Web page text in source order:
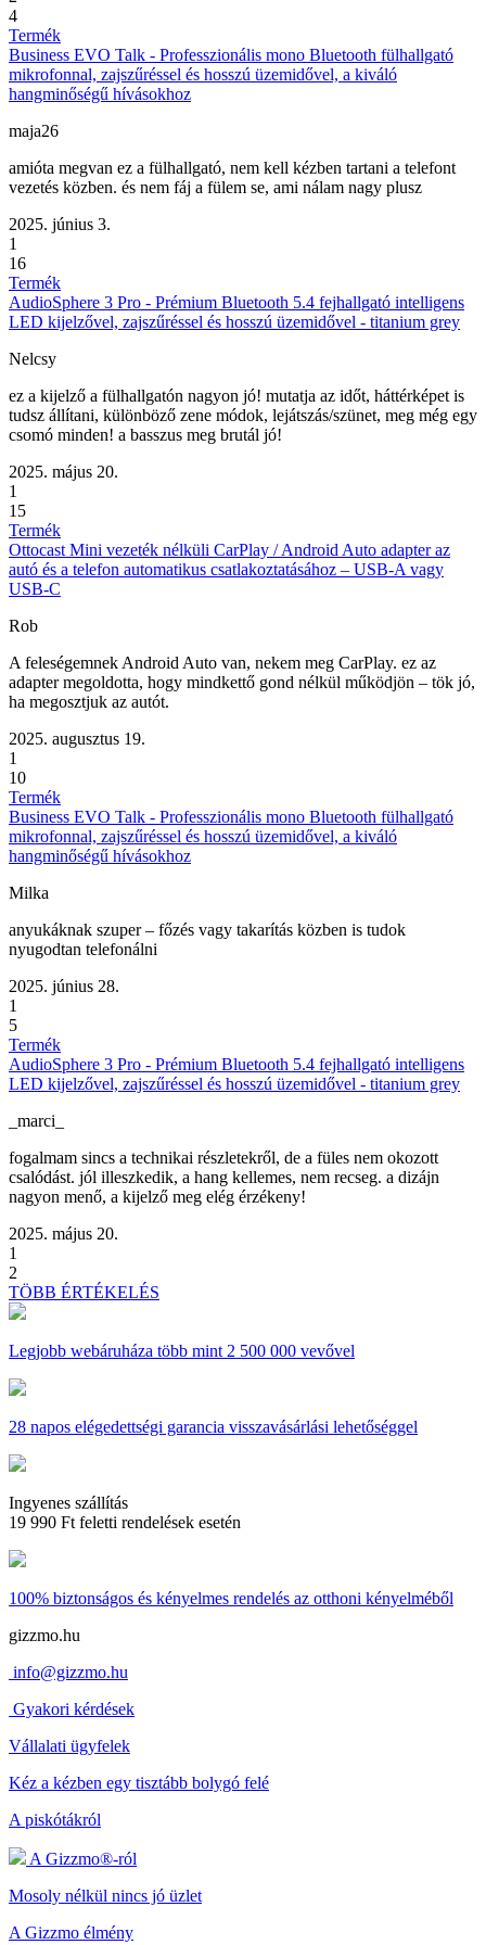
4
Termék
Business EVO Talk - Professzionális mono Bluetooth fülhallgató
mikrofonnal, zajszűréssel és hosszú üzemidővel, a kiváló
hangminőségű hívásokhoz
maja26
amióta megvan ez a fülhallgató, nem kell kézben tartani a telefont
vezetés közben. és nem fáj a fülem se, ami nálam nagy plusz
2025. június 3.
1
16
Termék
AudioSphere 3 Pro - Prémium Bluetooth 5.4 fejhallgató intelligens
LED kijelzővel, zajszűréssel és hosszú üzemidővel - titanium grey
Nelcsy
ez a kijelző a fülhallgatón nagyon jó! mutatja az időt, háttérképet is
tudsz állítani, különböző zene módok, lejátszás/szünet, meg még egy
csomó minden! a basszus meg brutál jó!
2025. május 20.
1
15
Termék
Ottocast Mini vezeték nélküli CarPlay / Android Auto adapter az
autó és a telefon automatikus csatlakoztatásához – USB-A vagy
USB-C
Rob
A feleségemnek Android Auto van, nekem meg CarPlay. ez az
adapter megoldotta, hogy mindkettő gond nélkül működjön – tök jó,
ha megosztjuk az autót.
2025. augusztus 19.
1
10
Termék
Business EVO Talk - Professzionális mono Bluetooth fülhallgató
mikrofonnal, zajszűréssel és hosszú üzemidővel, a kiváló
hangminőségű hívásokhoz
Milka
anyukáknak szuper – főzés vagy takarítás közben is tudok
nyugodtan telefonálni
2025. június 28.
1
5
Termék
AudioSphere 3 Pro - Prémium Bluetooth 5.4 fejhallgató intelligens
LED kijelzővel, zajszűréssel és hosszú üzemidővel - titanium grey
_marci_
fogalmam sincs a technikai részletekről, de a füles nem okozott
csalódást. jól illeszkedik, a hang kellemes, nem recseg. a dizájn
nagyon menő, a kijelző meg elég érzékeny!
2025. május 20.
1
2
TÖBB ÉRTÉKELÉS
Legjobb webáruháza több mint 2 500 000 vevővel
28 napos elégedettségi garancia visszavásárlási lehetőséggel
Ingyenes szállítás
19 990 Ft feletti rendelések esetén
100% biztonságos és kényelmes rendelés az otthoni kényelméből
gizzmo.hu
info@gizzmo.hu
Gyakori kérdések
Vállalati ügyfelek
Kéz a kézben egy tisztább bolygó felé
A piskótákról
A Gizzmo®-ról
Mosoly nélkül nincs jó üzlet
A Gizzmo élmény